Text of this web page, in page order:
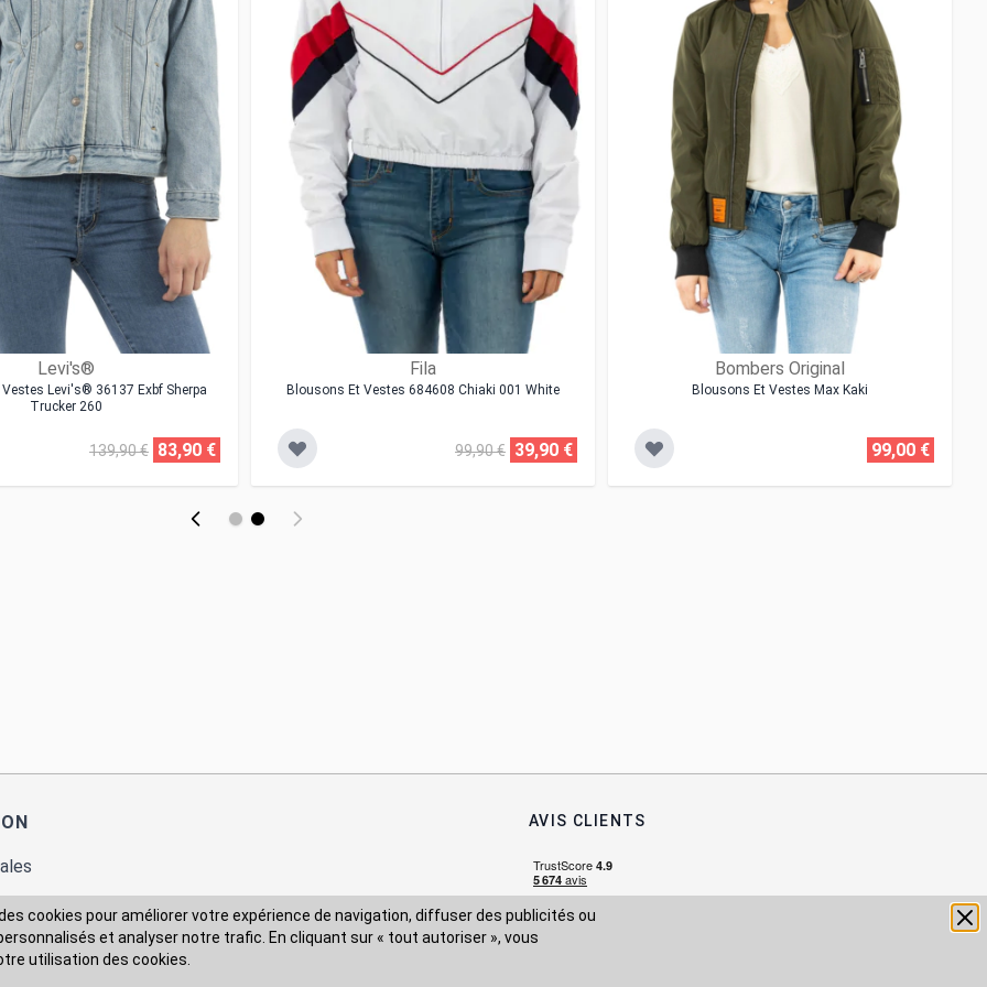
cookies pour améliorer votre expérience de navigation, diffuser des publicités ou
et analyser notre trafic. En cliquant sur « tout autoriser », vous
utilisation des cookies.
Levi's®
Levi's® 36137 Exbf Sherpa
Trucker 260
139,90 € 83,90 €
Fila
Blousons Et Vestes 684608 Chiaki 001 White
99,90 € 39,90 €
Bombers Original
Blousons Et Vestes Max Kaki
99,00 €
données
AVIS CLIENTS